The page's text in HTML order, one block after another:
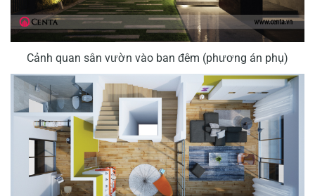
Cảnh quan sân vườn vào ban đêm (phương án phụ)